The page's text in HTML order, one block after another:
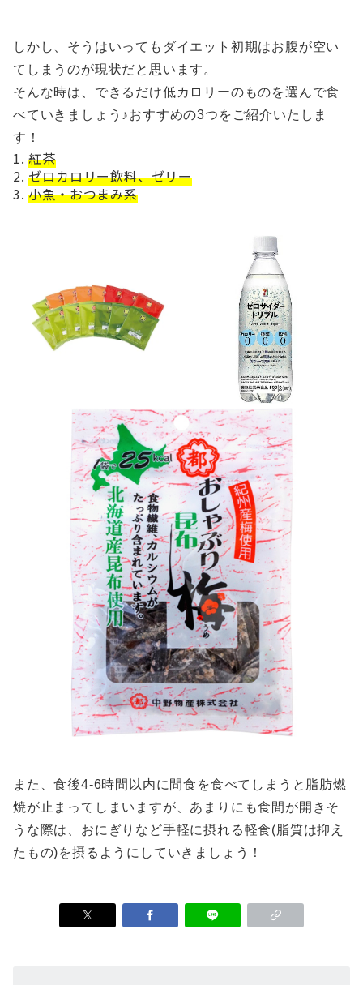
しかし、そうはいってもダイエット初期はお腹が空い
てしまうのが現状だと思います。
そんな時は、できるだけ低カロリーのものを選んで食
べていきましょう♪おすすめの3つをご紹介いたしま
す！
紅茶
ゼロカロリー飲料、ゼリー
小魚・おつまみ系
また、食後4-6時間以内に間食を食べてしまうと脂肪燃
焼が止まってしまいますが、あまりにも食間が開きそ
うな際は、おにぎりなど手軽に摂れる軽食(脂質は抑え
たもの)を摂るようにしていきましょう！